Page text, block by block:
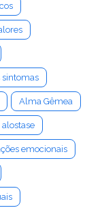
sintomas
Alma Gêmea
alostase
emocionais